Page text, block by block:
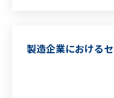
ク・ド
・運
談対応
製造企業における